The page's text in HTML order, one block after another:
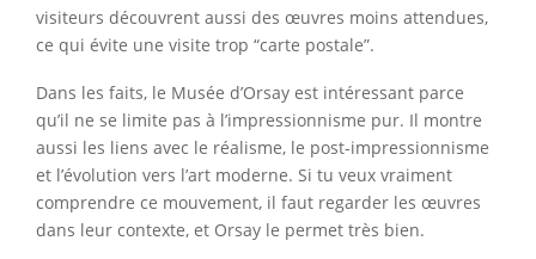
visiteurs découvrent aussi des œuvres moins attendues,
ce qui évite une visite trop “carte postale”.
Dans les faits, le Musée d’Orsay est intéressant parce
qu’il ne se limite pas à l’impressionnisme pur. Il montre
aussi les liens avec le réalisme, le post-impressionnisme
et l’évolution vers l’art moderne. Si tu veux vraiment
comprendre ce mouvement, il faut regarder les œuvres
dans leur contexte, et Orsay le permet très bien.